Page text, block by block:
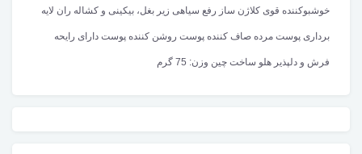
خوشبوکننده قوی کلاژن ساز رفع سیاهی زیر بغل، بیکینی و کشاله ران لایه
برداری پوست مرده صاف کننده پوست روشن کننده پوست دارای رایحه
فرش و دلپذیر هلو ساخت چین وزن: 75 گرم